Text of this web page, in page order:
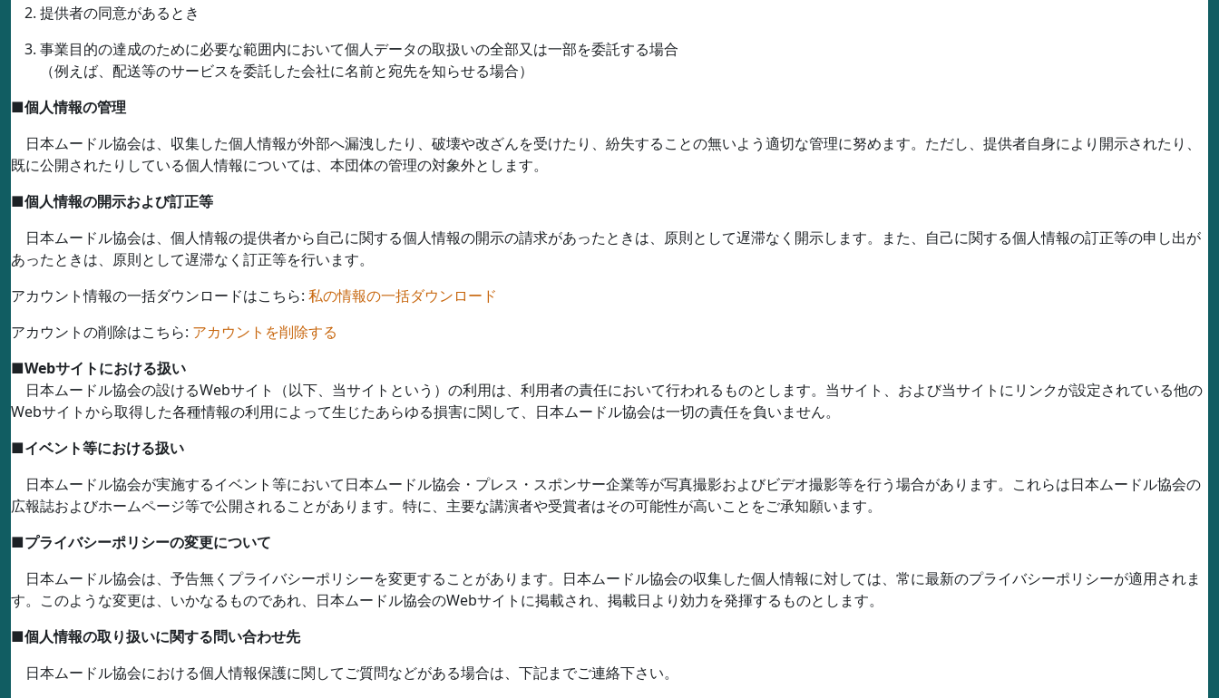
提供者の同意があるとき
事業目的の達成のために必要な範囲内において個人データの取扱いの全部又は一部を委託する場合
（例えば、配送等のサービスを委託した会社に名前と宛先を知らせる場合）
■個人情報の管理
日本ムードル協会は、収集した個人情報が外部へ漏洩したり、破壊や改ざんを受けたり、紛失することの無いよう適切な管理に努めます。ただし、提供者自身により開示されたり、
既に公開されたりしている個人情報については、本団体の管理の対象外とします。
■個人情報の開示および訂正等
日本ムードル協会は、個人情報の提供者から自己に関する個人情報の開示の請求があったときは、原則として遅滞なく開示します。また、自己に関する個人情報の訂正等の申し出が
あったときは、原則として遅滞なく訂正等を行います。
アカウント情報の一括ダウンロードはこちら: 私の情報の一括ダウンロード
アカウントの削除はこちら: アカウントを削除する
■Webサイトにおける扱い
日本ムードル協会の設けるWebサイト（以下、当サイトという）の利用は、利用者の責任において行われるものとします。当サイト、および当サイトにリンクが設定されている他の
Webサイトから取得した各種情報の利用によって生じたあらゆる損害に関して、日本ムードル協会は一切の責任を負いません。
■イベント等における扱い
日本ムードル協会が実施するイベント等において日本ムードル協会・プレス・スポンサー企業等が写真撮影およびビデオ撮影等を行う場合があります。これらは日本ムードル協会の
広報誌およびホームページ等で公開されることがあります。特に、主要な講演者や受賞者はその可能性が高いことをご承知願います。
■プライバシーポリシーの変更について
日本ムードル協会は、予告無くプライバシーポリシーを変更することがあります。日本ムードル協会の収集した個人情報に対しては、常に最新のプライバシーポリシーが適用されま
す。このような変更は、いかなるものであれ、日本ムードル協会のWebサイトに掲載され、掲載日より効力を発揮するものとします。
■個人情報の取り扱いに関する問い合わせ先
日本ムードル協会における個人情報保護に関してご質問などがある場合は、下記までご連絡下さい。